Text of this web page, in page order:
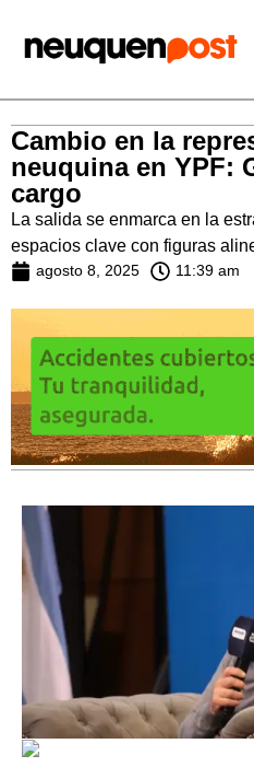
Cambio en la
neuquina en YPF:
cargo
La salida se enmarca en la
espacios clave con figuras
agosto 8, 2025 11:39 am